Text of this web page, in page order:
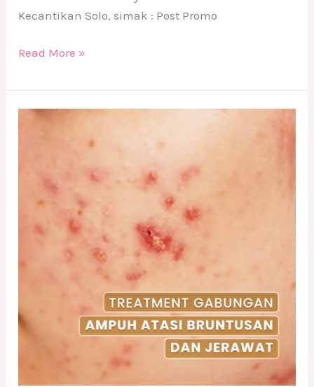
Kecantikan Solo, simak : Post Promo
Read More »
Treatment
Booster
Klinik
Kecantikan